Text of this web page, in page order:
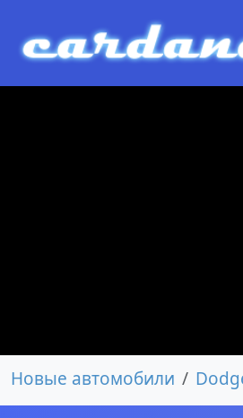
Новые автомобили